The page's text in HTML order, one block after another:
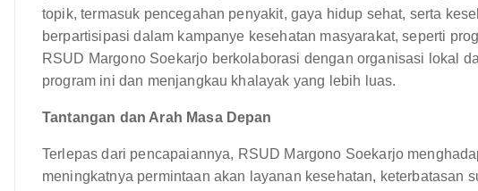
topik, termasuk pencegahan penyakit, gaya hidup sehat, serta
berpartisipasi dalam kampanye kesehatan masyarakat, seperti
RSUD Margono Soekarjo berkolaborasi dengan organisasi lokal
program ini dan menjangkau khalayak yang lebih luas.
Tantangan dan Arah Masa Depan
Terlepas dari pencapaiannya, RSUD Margono Soekarjo
meningkatnya permintaan akan layanan kesehatan, keterbatasan